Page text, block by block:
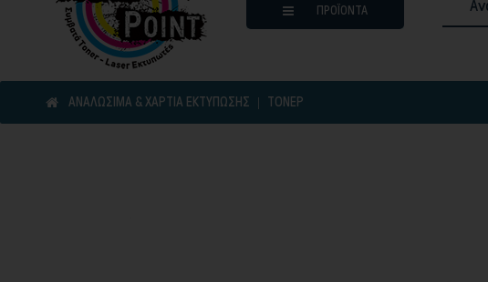
ΠΡΟΪΌΝΤΑ
ΑΝΑΛΩΣΙΜΑ & ΧΑΡΤΙΑ ΕΚΤΥΠΩΣΗΣ ΤΌΝΕΡ